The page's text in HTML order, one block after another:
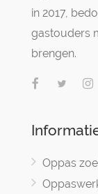
in 2017,
gastouders
brengen.
Oppas